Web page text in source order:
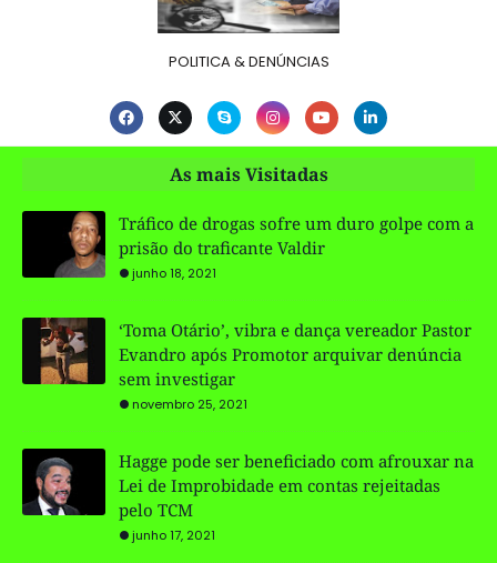
POLITICA & DENÚNCIAS
As mais Visitadas
Tráfico de drogas sofre um duro golpe com a
prisão do traficante Valdir
junho 18, 2021
‘Toma Otário’, vibra e dança vereador Pastor
Evandro após Promotor arquivar denúncia
sem investigar
novembro 25, 2021
Hagge pode ser beneficiado com afrouxar na
Lei de Improbidade em contas rejeitadas
pelo TCM
junho 17, 2021